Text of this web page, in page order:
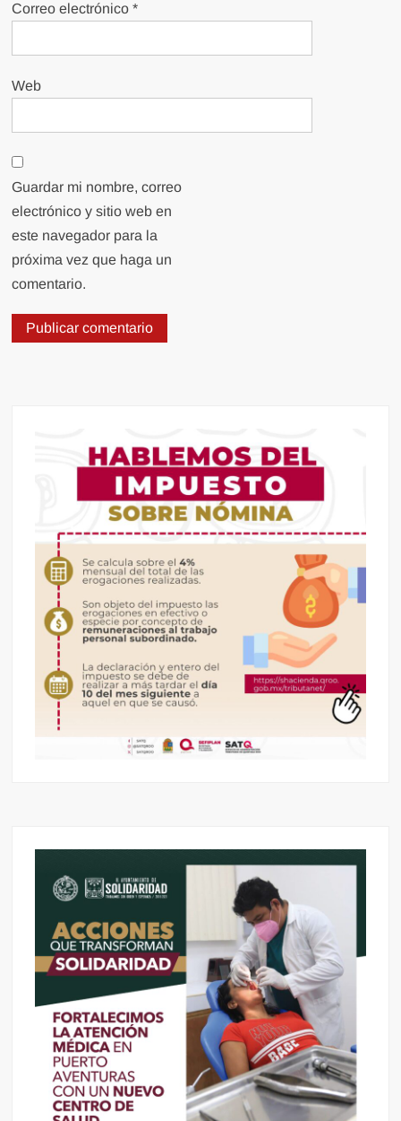
Correo electrónico*
Web
Guardar mi nombre, correo
electrónico y sitio web en
este navegador para la
próxima vez que haga un
comentario.